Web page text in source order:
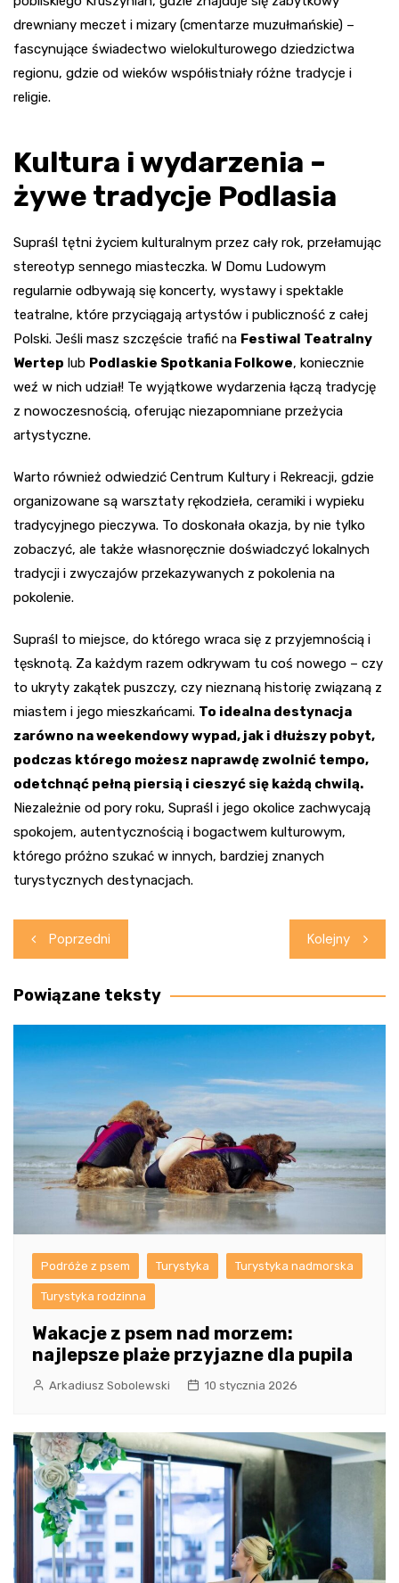
drewniany meczet i mizary (cmentarze muzułmańskie) –
fascynujące świadectwo wielokulturowego dziedzictwa
regionu, gdzie od wieków współistniały różne tradycje i
religie.
Kultura i wydarzenia –
żywe tradycje Podlasia
Supraśl tętni życiem kulturalnym przez cały rok, przełamując
stereotyp sennego miasteczka. W Domu Ludowym
regularnie odbywają się koncerty, wystawy i spektakle
teatralne, które przyciągają artystów i publiczność z całej
Polski. Jeśli masz szczęście trafić na Festiwal Teatralny
Wertep lub Podlaskie Spotkania Folkowe, koniecznie
weź w nich udział! Te wyjątkowe wydarzenia łączą tradycję
z nowoczesnością, oferując niezapomniane przeżycia
artystyczne.
Warto również odwiedzić Centrum Kultury i Rekreacji, gdzie
organizowane są warsztaty rękodzieła, ceramiki i wypieku
tradycyjnego pieczywa. To doskonała okazja, by nie tylko
zobaczyć, ale także własnoręcznie doświadczyć lokalnych
tradycji i zwyczajów przekazywanych z pokolenia na
pokolenie.
Supraśl to miejsce, do którego wraca się z przyjemnością i
tęsknotą. Za każdym razem odkrywam tu coś nowego – czy
to ukryty zakątek puszczy, czy nieznaną historię związaną z
miastem i jego mieszkańcami. To idealna destynacja
zarówno na weekendowy wypad, jak i dłuższy pobyt,
podczas którego możesz naprawdę zwolnić tempo,
odetchnąć pełną piersią i cieszyć się każdą chwilą.
Niezależnie od pory roku, Supraśl i jego okolice zachwycają
spokojem, autentycznością i bogactwem kulturowym,
którego próżno szukać w innych, bardziej znanych
turystycznych destynacjach.
Nawigacja
wpisu
Poprzedni Kolejny
Powiązane teksty
Podróże z psem Turystyka Turystyka nadmorska
Turystyka rodzinna
Wakacje z psem nad morzem:
najlepsze plaże przyjazne dla pupila
Arkadiusz Sobolewski 10 stycznia 2026